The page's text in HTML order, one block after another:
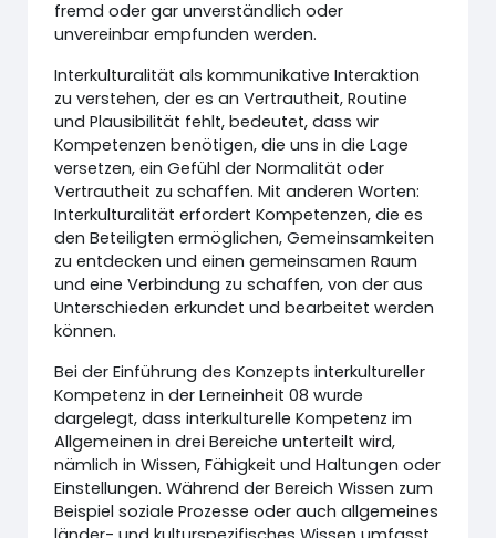
fremd oder gar unverständlich oder
unvereinbar empfunden werden.
Interkulturalität als kommunikative Interaktion
zu verstehen, der es an Vertrautheit, Routine
und Plausibilität fehlt, bedeutet, dass wir
Kompetenzen benötigen, die uns in die Lage
versetzen, ein Gefühl der Normalität oder
Vertrautheit zu schaffen. Mit anderen Worten:
Interkulturalität erfordert Kompetenzen, die es
den Beteiligten ermöglichen, Gemeinsamkeiten
zu entdecken und einen gemeinsamen Raum
und eine Verbindung zu schaffen, von der aus
Unterschieden erkundet und bearbeitet werden
können.
Bei der Einführung des Konzepts interkultureller
Kompetenz in der Lerneinheit 08 wurde
dargelegt, dass interkulturelle Kompetenz im
Allgemeinen in drei Bereiche unterteilt wird,
nämlich in Wissen, Fähigkeit und Haltungen oder
Einstellungen. Während der Bereich Wissen zum
Beispiel soziale Prozesse oder auch allgemeines